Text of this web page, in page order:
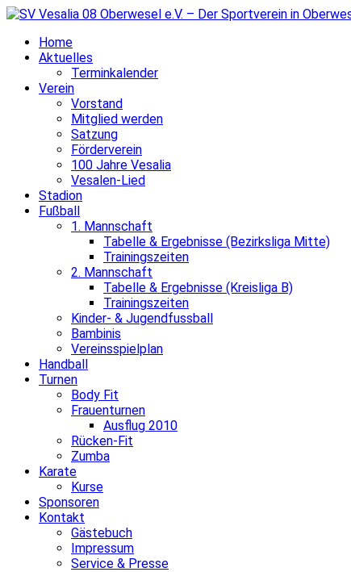
Home
Aktuelles
Terminkalender
Verein
Vorstand
Mitglied werden
Satzung
Förderverein
100 Jahre Vesalia
Vesalen-Lied
Stadion
Fußball
1. Mannschaft
Tabelle & Ergebnisse (Bezirksliga Mitte)
Trainingszeiten
2. Mannschaft
Tabelle & Ergebnisse (Kreisliga B)
Trainingszeiten
Kinder- & Jugendfussball
Bambinis
Vereinsspielplan
Handball
Turnen
Body Fit
Frauenturnen
Ausflug 2010
Rücken-Fit
Zumba
Karate
Kurse
Sponsoren
Kontakt
Gästebuch
Impressum
Service & Presse